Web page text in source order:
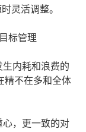
灵活调整。
标管理
内耗和浪费的
精不在多和全体
，更一致的对